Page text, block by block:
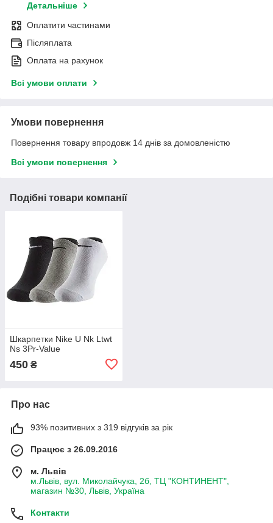
Детальніше
Оплатити частинами
Післяплата
Оплата на рахунок
Всі умови оплати
Умови повернення
Повернення товару впродовж 14 днів за домовленістю
Всі умови повернення
Подібні товари компанії
Шкарпетки Nike U Nk Ltwt
Ns 3Pr-Value
450 ₴
Про нас
93% позитивних з 319 відгуків за рік
Працює з 26.09.2016
м. Львів
м.Львів, вул. Миколайчука, 2б, ТЦ "КОНТИНЕНТ",
магазин №30, Львів, Україна
Контакти